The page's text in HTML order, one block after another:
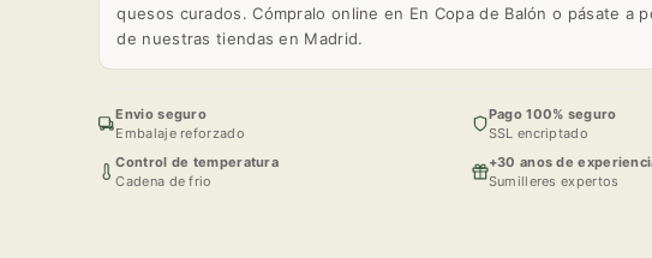
quesos curados. Cómpralo online en En Copa de Balón o pásate a
de nuestras tiendas en Madrid.
Envio seguro
Embalaje reforzado
Pago 100% seguro
SSL encriptado
Control de temperatura
Cadena de frio
+30 anos de
Sumilleres expertos